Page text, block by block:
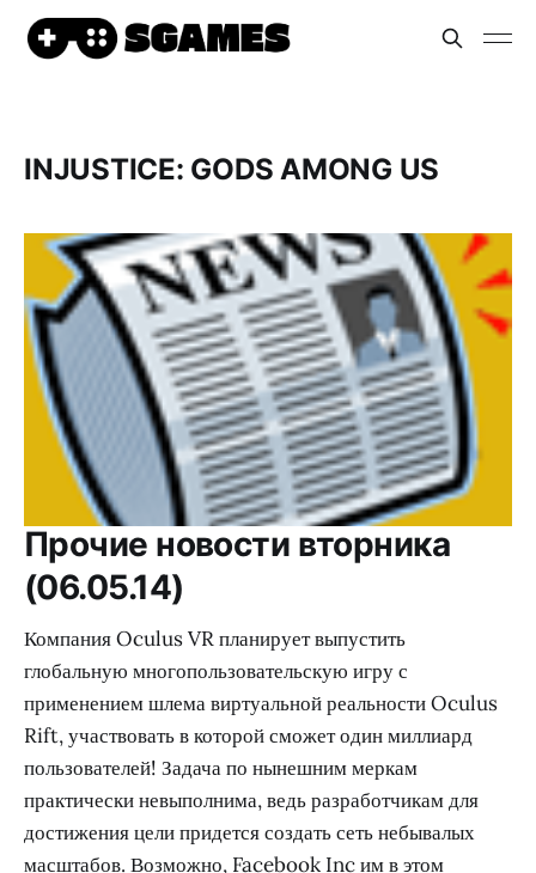
INJUSTICE: GODS AMONG US
Прочие новости вторника
(06.05.14)
Компания Oculus VR планирует выпустить
глобальную многопользовательскую игру с
применением шлема виртуальной реальности Oculus
Rift, участвовать в которой сможет один миллиард
пользователей! Задача по нынешним меркам
практически невыполнима, ведь разработчикам для
достижения цели придется создать сеть небывалых
масштабов. Возможно, Facebook Inc им в этом